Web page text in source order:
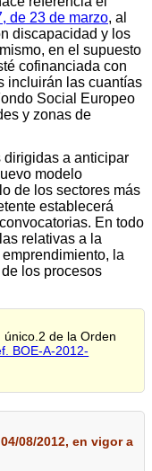
de 23 de marzo, al
discapacidad y los
en el supuesto
cofinanciada con
incluirán las cuantías
Social Europeo
y zonas de
dirigidas a anticipar
modelo
de los sectores más
establecerá
En todo
relativas a la
la
los procesos
de la Orden
BOE-A-2012-
08/2012, en vigor a